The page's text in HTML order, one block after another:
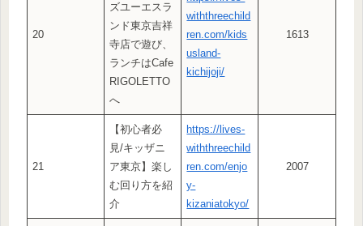
20
ズユーエスラ
ンド東京吉祥
寺店で遊び、
ランチはCafe
RIGOLETTO
へ
withthreechild
ren.com/kids
usland-
kichijoji/
1613
21
【初心者必
見/キッザニ
ア東京】楽し
む回り方を紹
介
https://lives-
withthreechild
ren.com/enjo
y-
kizaniatokyo/
2007